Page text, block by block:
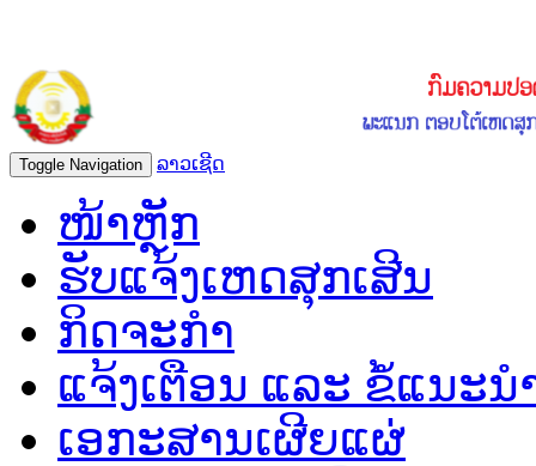
Toggle Navigation ລາວເຊີດ
ໜ້າຫຼັກ
ຮັບແຈ້ງເຫດສຸກເສີນ
ກິດຈະກຳ
ແຈ້ງເຕືອນ ແລະ ຂໍ້ແນະນ
ເອກະສານເຜີຍແຜ່